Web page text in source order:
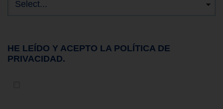
HE LEÍDO Y ACEPTO LA POLÍTICA DE
PRIVACIDAD.